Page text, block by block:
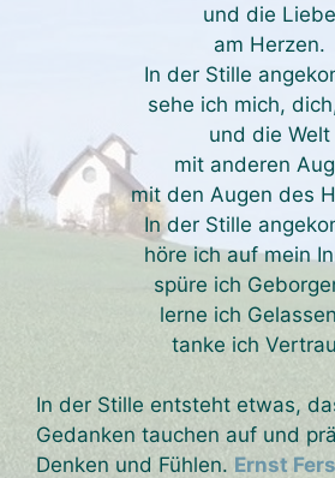
und die Liebe
am Herzen.
In der Stille
sehe ich mich,
und die Welt
mit anderen
mit den Augen des
In der Stille
höre ich auf mein
spüre ich
lerne ich
tanke ich
In der Stille entsteht etwas,
Gedanken tauchen auf und
Denken und Fühlen. Ernst